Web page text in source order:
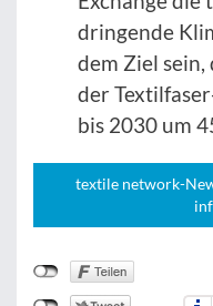
dringende
dem Ziel sein,
der
bis 2030 um
textile network-